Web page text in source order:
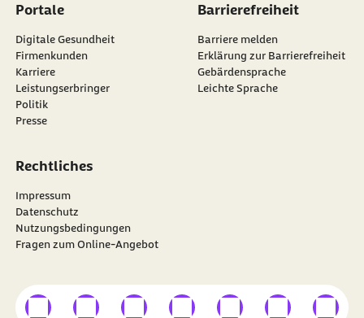
Portale
Digitale Gesundheit
Firmenkunden
Karriere
Leistungserbringer
Politik
Presse
Barrierefreiheit
Barriere melden
Erklärung zur Barrierefreiheit
Gebärdensprache
Leichte Sprache
Rechtliches
Impressum
Datenschutz
Nutzungsbedingungen
Fragen zum Online-Angebot
externer Linkexterner Linkexterner Linkexterner Linkexterner Linkexterner Link